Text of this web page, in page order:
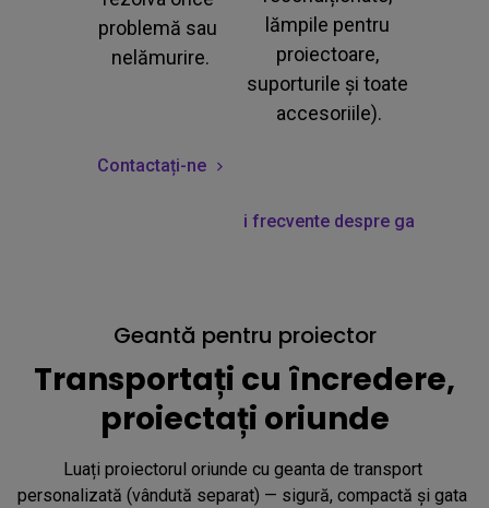
problemă sau
nelămurire.
Contactați-ne
lămpile pentru
proiectoare,
suporturile și toate
accesoriile).
Întrebări frecvente despre garanție
Geantă pentru proiector
Transportați cu încredere,
proiectați oriunde
Luați proiectorul oriunde cu geanta de transport
personalizată (vândută separat) — sigură, compactă și gata